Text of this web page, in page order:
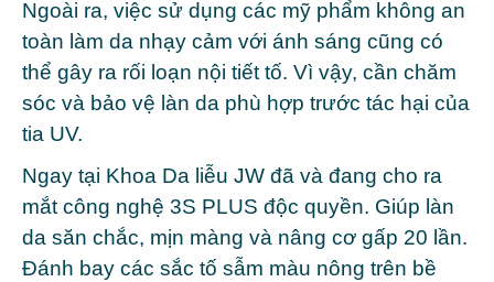
Ngoài ra, việc sử dụng các mỹ phẩm không an
toàn làm da nhạy cảm với ánh sáng cũng có
thể gây ra rối loạn nội tiết tố. Vì vậy, cần chăm
sóc và bảo vệ làn da phù hợp trước tác hại của
tia UV.
Ngay tại Khoa Da liễu JW đã và đang cho ra
mắt công nghệ 3S PLUS độc quyền. Giúp làn
da săn chắc, mịn màng và nâng cơ gấp 20 lần.
Đánh bay các sắc tố sẫm màu nông trên bề